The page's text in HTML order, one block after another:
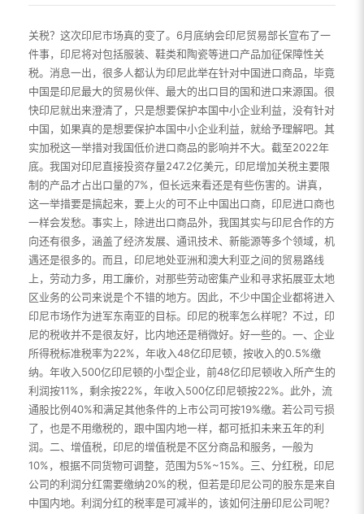
关税？这次印尼市场真的变了。6月底纳会印尼贸易部长宣布了一
件事，印尼将对包括服装、鞋类和陶瓷等进口产品加征保障性关
税。消息一出，很多人都认为印尼此举在针对中国进口商品，毕竟
中国是印尼最大的贸易伙伴、最大的出口目的国和进口来源国。很
快印尼就出来澄清了，只是想要保护本国中小企业利益，没有针对
中国，如果真的是想要保护本国中小企业利益，就给予理解吧。其
实加税这一举措对我国低价进口商品的影响并不大。截至2022年
底。我国对印尼直接投资存量247.2亿美元，印尼增加关税主要限
制的产品才占出口量的7%，但长远来看还是有些伤害的。讲真，
这一举措要是搞起来，要上火的可不止中国出口商，印尼进口商也
一样会发愁。事实上，除进出口商品外，我国其实与印尼合作的方
向还有很多，涵盖了经济发展、通讯技术、新能源等多个领域，机
遇还是很多的。而且，印尼地处亚洲和澳大利亚之间的贸易路线
上，劳动力多，用工廉价，对那些劳动密集产业和寻求拓展亚太地
区业务的公司来说是个不错的地方。因此，不少中国企业都将进入
印尼市场作为进军东南亚的目标。印尼的税率怎么样呢？不过，印
尼的税收并不是很友好，比内地还是稍微好。好一些的。一、企业
所得税标准税率为22%，年收入48亿印尼顿，按收入的0.5%缴
纳。年收入500亿印尼顿的小型企业，前48亿印尼顿收入所产生的
利润按11%，剩余按22%，年收入500亿印尼顿按22%。此外，流
通股比例40%和满足其他条件的上市公司可按19%缴。若公司亏损
了，也是不用缴税的，跟中国内地一样，都可抵扣未来五年的利
润。二、增值税，印尼的增值税是不区分商品和服务，一般为
10%，根据不同货物可调整，范围为5%~15%。三、分红税，印尼
公司的利润分红需要缴纳20%的税，但若是印尼公司的股东是来自
中国内地。利润分红的税率是可减半的，该如何注册印尼公司呢？